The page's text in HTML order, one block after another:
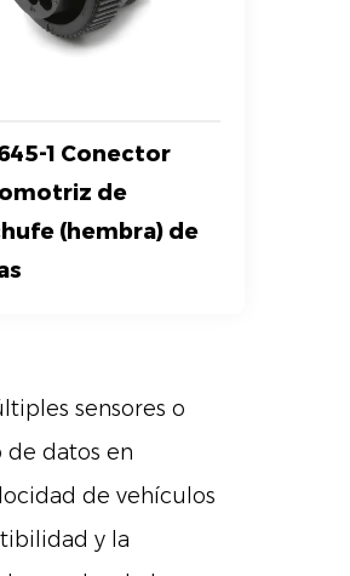
1 Conector
de
(hembra) de
sensores o
datos en
de vehículos
y la